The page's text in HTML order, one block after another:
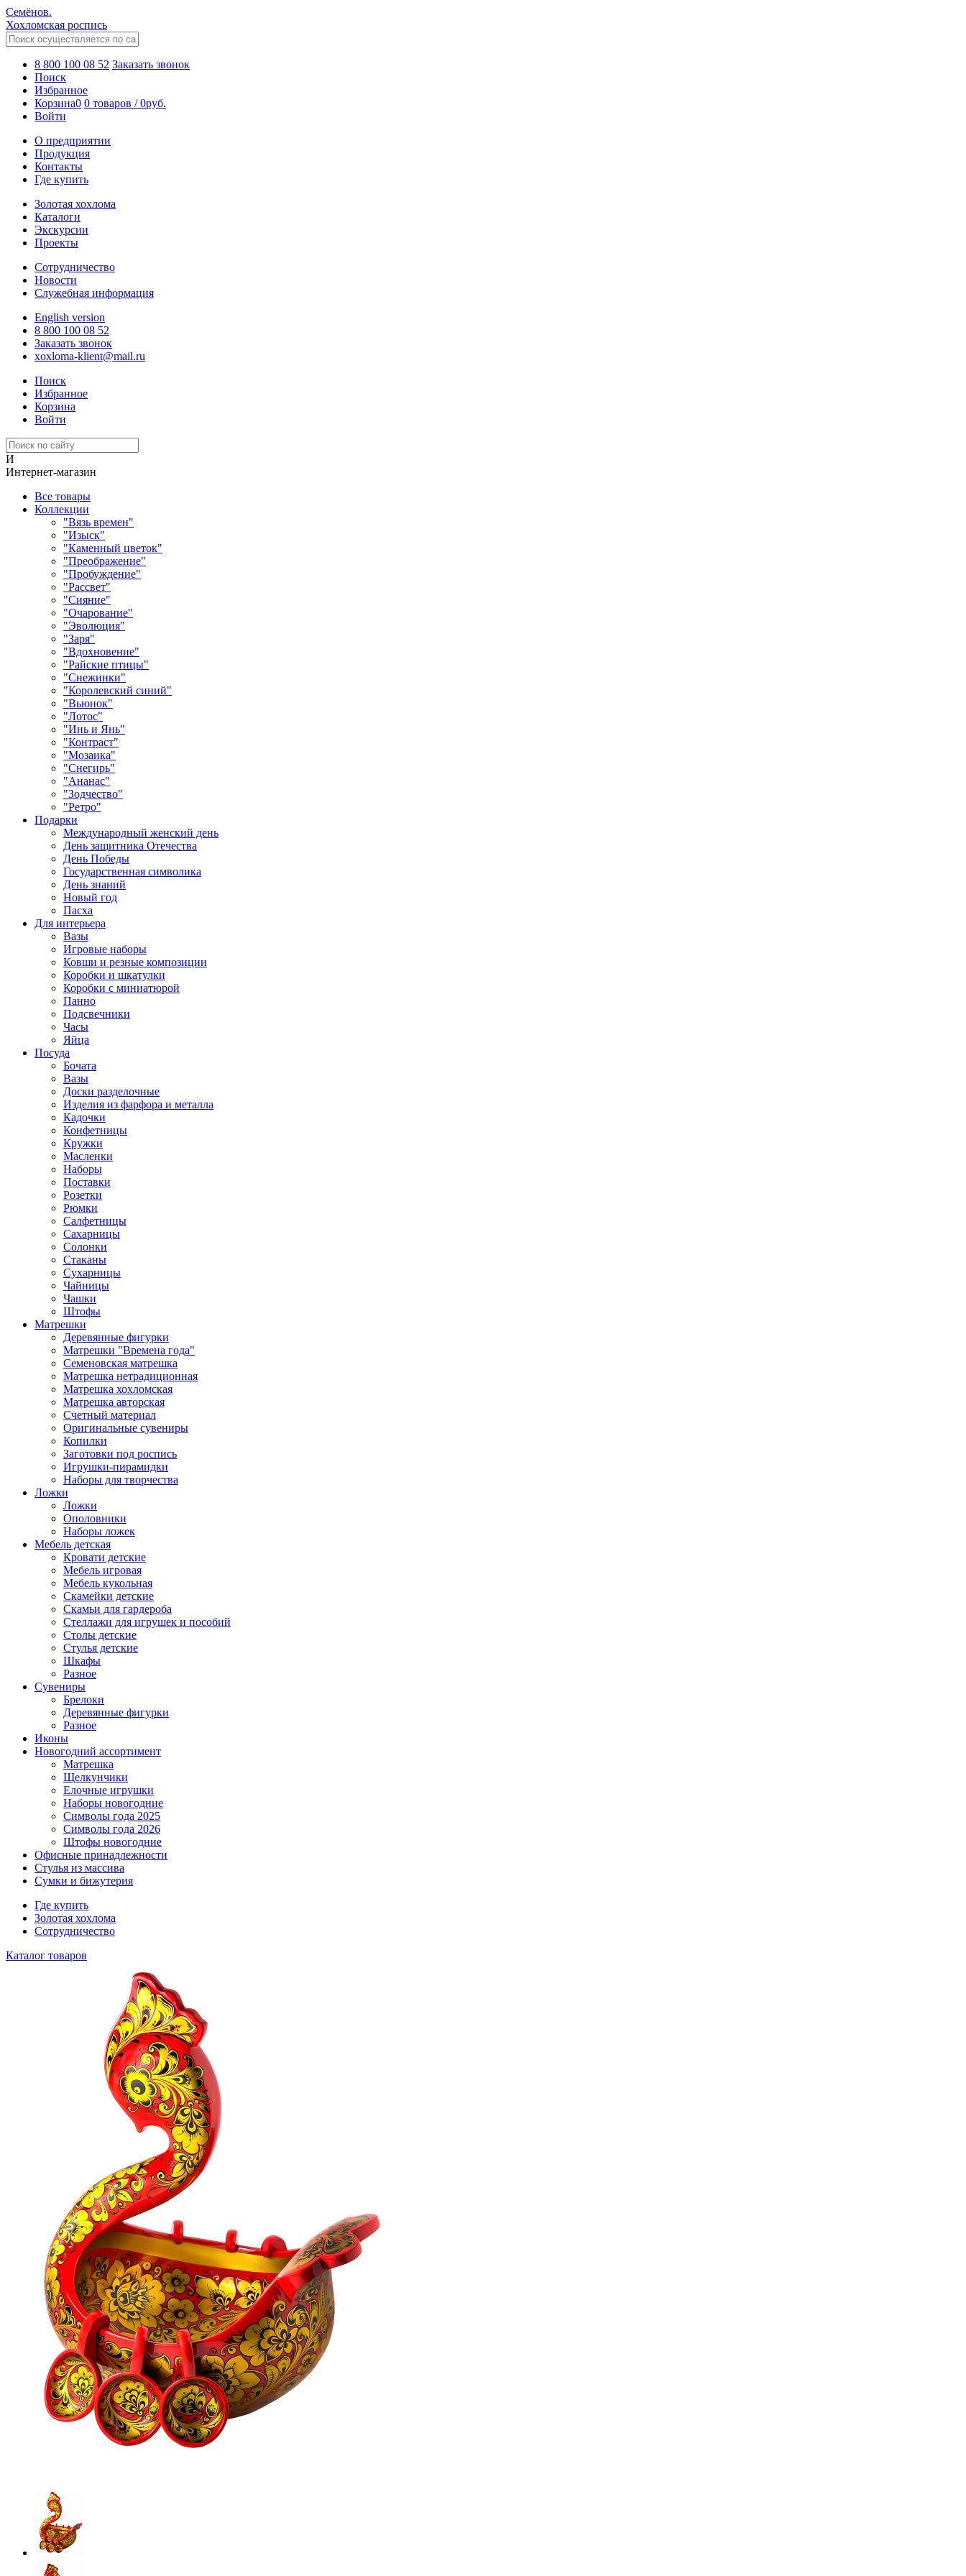
Семёнов.
Хохломская роспись
8 800 100 08 52 Заказать звонок
Поиск
Избранное
Корзина0 0 товаров /0руб.
Войти
О предприятии
Продукция
Контакты
Где купить
Золотая хохлома
Каталоги
Экскурсии
Проекты
Сотрудничество
Новости
Служебная информация
English version
8 800 100 08 52
Заказать звонок
xoxloma-klient@mail.ru
Поиск
Избранное
Корзина
Войти
И
Интернет-магазин
Все товары
Коллекции
"Вязь времен"
"Изыск"
"Каменный цветок"
"Преображение"
"Пробуждение"
"Рассвет"
"Сияние"
"Очарование"
"Эволюция"
"Заря"
"Вдохновение"
"Райские птицы"
"Снежинки"
"Королевский синий"
"Вьюнок"
"Лотос"
"Инь и Янь"
"Контраст"
"Мозаика"
"Снегирь"
"Ананас"
"Зодчество"
"Ретро"
Подарки
Международный женский день
День защитника Отечества
День Победы
Государственная символика
День знаний
Новый год
Пасха
Для интерьера
Вазы
Игровые наборы
Ковши и резные композиции
Коробки и шкатулки
Коробки с миниатюрой
Панно
Подсвечники
Часы
Яйца
Посуда
Бочата
Вазы
Доски разделочные
Изделия из фарфора и металла
Кадочки
Конфетницы
Кружки
Масленки
Наборы
Поставки
Розетки
Рюмки
Салфетницы
Сахарницы
Солонки
Стаканы
Сухарницы
Чайницы
Чашки
Штофы
Матрешки
Деревянные фигурки
Матрешки "Времена года"
Семеновская матрешка
Матрешка нетрадиционная
Матрешка хохломская
Матрешка авторская
Счетный материал
Оригинальные сувениры
Копилки
Заготовки под роспись
Игрушки-пирамидки
Наборы для творчества
Ложки
Ложки
Ополовники
Наборы ложек
Мебель детская
Кровати детские
Мебель игровая
Мебель кукольная
Скамейки детские
Скамьи для гардероба
Стеллажи для игрушек и пособий
Столы детские
Стулья детские
Шкафы
Разное
Сувениры
Брелоки
Деревянные фигурки
Разное
Иконы
Новогодний ассортимент
Матрешка
Щелкунчики
Елочные игрушки
Наборы новогодние
Символы года 2025
Символы года 2026
Штофы новогодние
Офисные принадлежности
Стулья из массива
Сумки и бижутерия
Где купить
Золотая хохлома
Сотрудничество
Каталог товаров